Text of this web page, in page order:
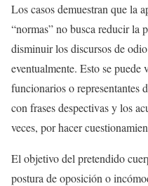
Los casos demuestran que la
“normas” no busca reducir la
disminuir los discursos de
eventualmente. Esto se
funcionarios o representantes
con frases despectivas y los
veces, por hacer
El objetivo del pretendido
postura de oposición o